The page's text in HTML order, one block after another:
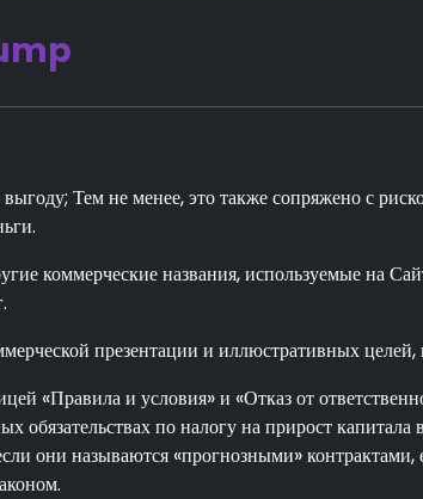
Тем не менее, это также сопряжено с
коммерческие названия, используемые на
презентации и иллюстративных
«Правила и условия» и «Отказ от
обязательствах по налогу на прирост
они называются «прогнозными»